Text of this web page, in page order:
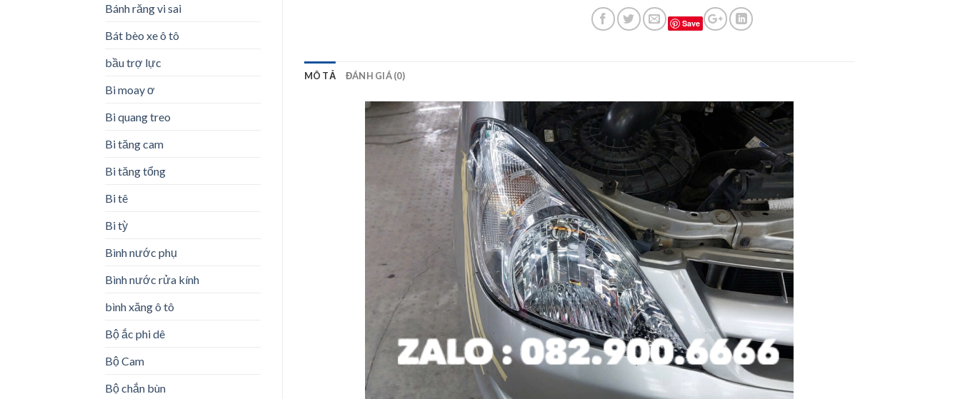
Bánh răng vi sai
Bát bèo xe ô tô
bầu trợ lực
Bi moay ơ
Bi quang treo
Bi tăng cam
Bi tăng tổng
Bi tê
Bi tỳ
Bình nước phụ
Bình nước rửa kính
bình xăng ô tô
Bộ ắc phi dê
Bộ Cam
Bộ chắn bùn
Save
MÔ TẢ ĐÁNH GIÁ (0)